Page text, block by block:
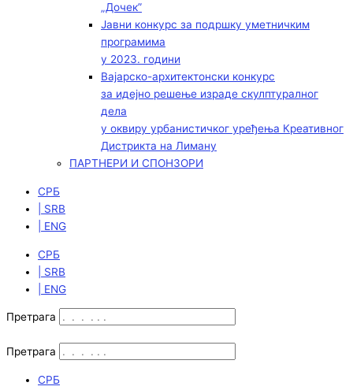
„Дочек”
Јавни конкурс за подршку уметничким
програмима
у 2023. години
Вајарско-архитектонски конкурс
за идејно решење израде скулптуралног
дела
у оквиру урбанистичког уређења Креативног
Дистрикта на Лиману
ПАРТНЕРИ И СПОНЗОРИ
СРБ
| SRB
| ENG
СРБ
| SRB
| ENG
Претрага
Претрага
СРБ